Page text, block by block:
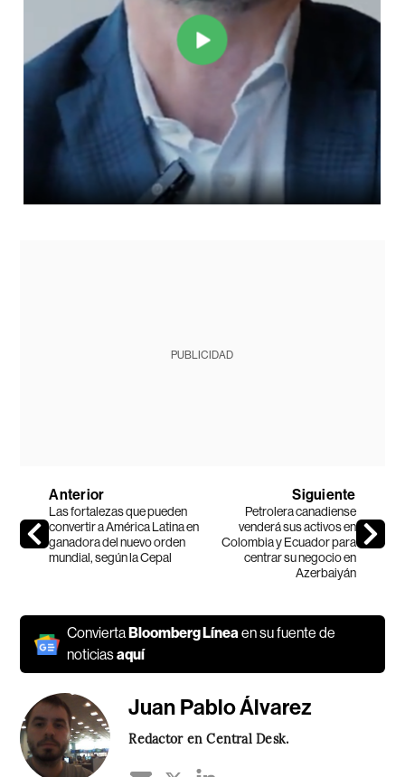
PUBLICIDAD
Anterior
Las fortalezas que pueden
convertir a América Latina en
ganadora del nuevo orden
mundial, según la Cepal
Siguiente
Petrolera canadiense
venderá sus activos en
Colombia y Ecuador para
centrar su negocio en
Azerbaiyán
Convierta Bloomberg Líneaen su fuente de
noticiasaquí
Juan Pablo Álvarez
Redactor en Central Desk.